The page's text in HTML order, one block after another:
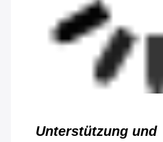
Unterstützung und